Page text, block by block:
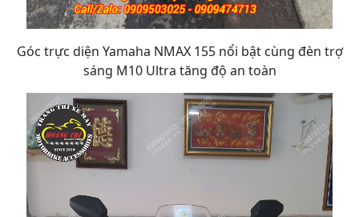
Góc trực diện Yamaha NMAX 155 nổi bật cùng đèn trợ
sáng M10 Ultra tăng độ an toàn